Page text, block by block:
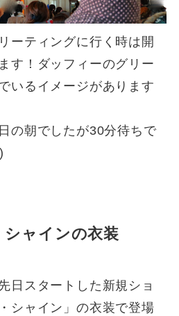
ーティングに行く時は開
す！ダッフィーのグリー
いるイメージがあります
の朝でしたが30分待ちで
ャインの衣装
日スタートした新規ショ
シャイン」の衣装で登場